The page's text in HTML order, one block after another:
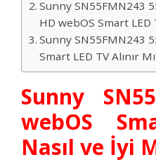
Sunny SN55FMN243
HD webOS Smart LED
Sunny SN55FMN243
Smart LED TV Alınır
Sunny
webOS
Nasıl ve İyi